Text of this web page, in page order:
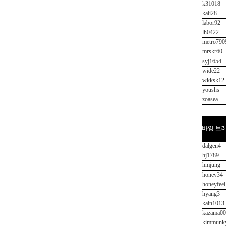
k31018
kali28
labor92
lh0422
mrskr60
syj1654
wide22
wkksk12
youshs
zoasea
바잉 브
dalgen4
hj1789
hmjung
honey34
honeyfeel
hyang3
kain1013